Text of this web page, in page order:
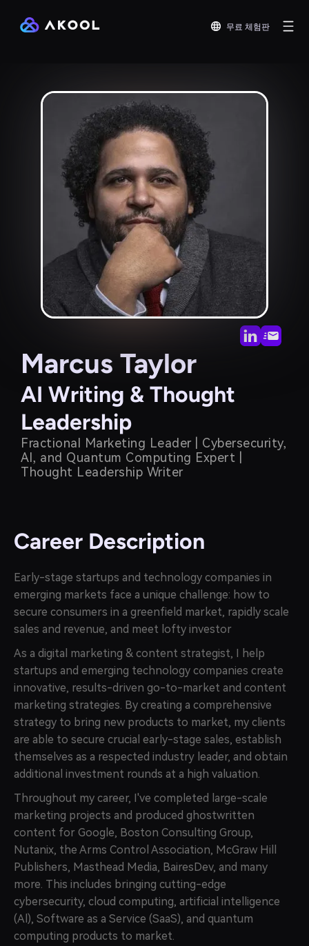
무료 체험판
Marcus Taylor
AI Writing & Thought
Leadership
Fractional Marketing Leader | Cybersecurity,
Al, and Quantum Computing Expert |
Thought Leadership Writer
Career Description
Early-stage startups and technology companies in
emerging markets face a unique challenge: how to
secure consumers in a greenfield market, rapidly scale
sales and revenue, and meet lofty investor
As a digital marketing & content strategist, I help
startups and emerging technology companies create
innovative, results-driven go-to-market and content
marketing strategies. By creating a comprehensive
strategy to bring new products to market, my clients
are able to secure crucial early-stage sales, establish
themselves as a respected industry leader, and obtain
additional investment rounds at a high valuation.
Throughout my career, I've completed large-scale
marketing projects and produced ghostwritten
content for Google, Boston Consulting Group,
Nutanix, the Arms Control Association, McGraw Hill
Publishers, Masthead Media, BairesDev, and many
more. This includes bringing cutting-edge
cybersecurity, cloud computing, artificial intelligence
(Al), Software as a Service (SaaS), and quantum
computing products to market.